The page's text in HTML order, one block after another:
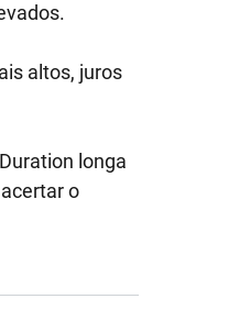
altos, juros
longa
o